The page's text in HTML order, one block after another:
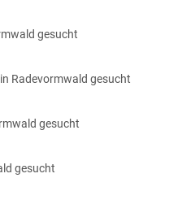
gesucht
Radevormwald gesucht
gesucht
gesucht